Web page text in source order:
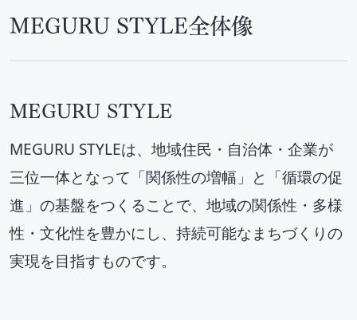
セミナー・イベント
業務連携
MEGURU STYLE全体像
MEGURU STYLE
MEGURU STYLEは、地域住民・自治体・企業が
三位一体となって「関係性の増幅」と「循環の促
進」の基盤をつくることで、地域の関係性・多様
性・文化性を豊かにし、持続可能なまちづくりの
実現を目指すものです。